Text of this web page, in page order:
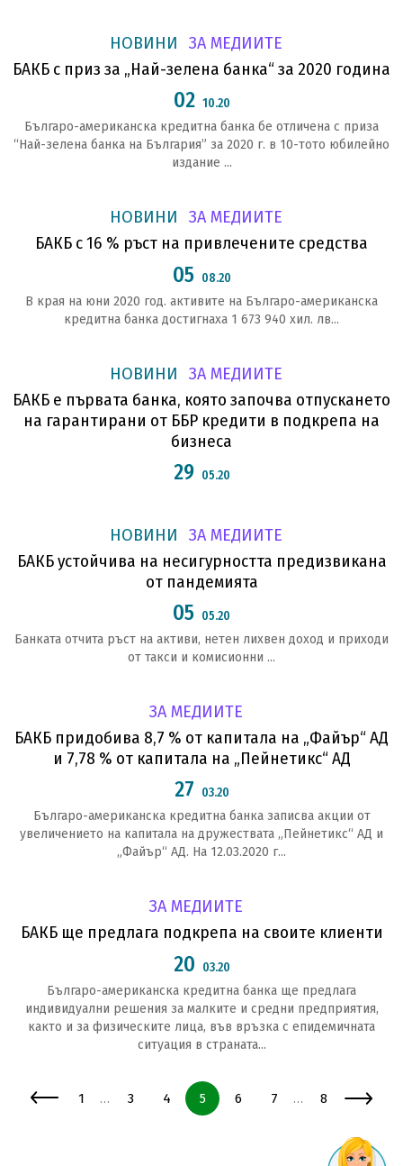
НОВИНИ ЗА МЕДИИТЕ
БАКБ с приз за „Най-зелена банка“ за 2020 година
02 10.20
Българо-американска кредитна банка бе отличена с приза
“Най-зелена банка на България” за 2020 г. в 10-тото юбилейно
издание ...
НОВИНИ ЗА МЕДИИТЕ
БАКБ с 16 % ръст на привлечените средства
05 08.20
В края на юни 2020 год. активите на Българо-американска
кредитна банка достигнаха 1 673 940 хил. лв...
НОВИНИ ЗА МЕДИИТЕ
БАКБ е първата банка, която започва отпускането
на гарантирани от ББР кредити в подкрепа на
бизнеса
29 05.20
НОВИНИ ЗА МЕДИИТЕ
БАКБ устойчива на несигурността предизвикана
от пандемията
05 05.20
Банката отчита ръст на активи, нетен лихвен доход и приходи
от такси и комисионни ...
ЗА МЕДИИТЕ
БАКБ придобива 8,7 % от капитала на „Файър“ АД
и 7,78 % от капитала на „Пейнетикс“ АД
27 03.20
Българо-американска кредитна банка записва акции от
увеличението на капитала на дружествата „Пейнетикс“ АД и
„Файър“ АД. На 12.03.2020 г...
ЗА МЕДИИТЕ
БАКБ ще предлага подкрепа на своите клиенти
20 03.20
Българо-американска кредитна банка ще предлага
индивидуални решения за малките и средни предприятия,
както и за физическите лица, във връзка с епидемичната
ситуация в страната...
Страница
1 … Страница
3 Страница
4 Страница
5 Страница
6 Страница
7 … Страница
8